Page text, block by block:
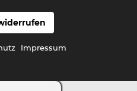
Impressum